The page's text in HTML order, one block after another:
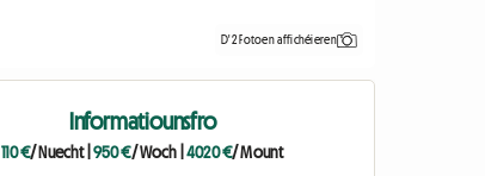
D'2 Fotoen affichéieren
Informatiounsfro
110 €/ Nuecht| 950 €/ Woch |4020 €/ Mount